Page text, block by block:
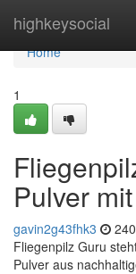
highkeysocial
Home
Home
1
Pulver
gavin2g43fhk3
Fliegenpilz Guru
Pulver aus